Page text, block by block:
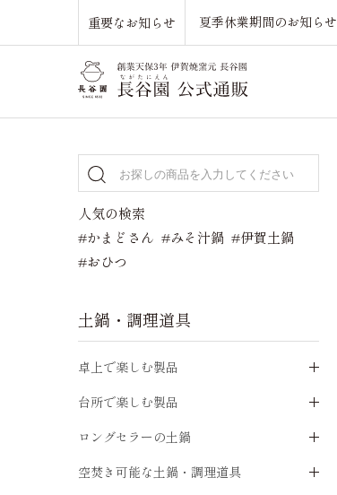
重要なお知らせ 夏季休業期間のお知らせ
人気の検索
#かまどさん #みそ汁鍋 #伊賀土鍋
#おひつ
土鍋・調理道具
卓上で楽しむ製品
台所で楽しむ製品
ロングセラーの土鍋
空焚き可能な土鍋・調理道具